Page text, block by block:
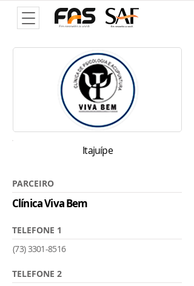
Itajuípe
PARCEIRO
Clínica Viva Bem
TELEFONE 1
(73) 3301-8516
TELEFONE 2